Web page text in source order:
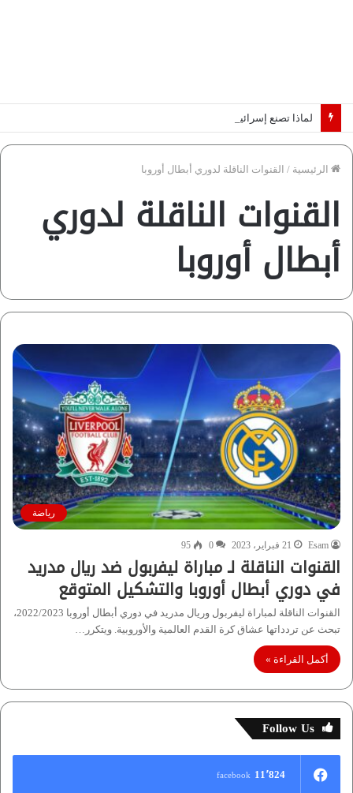
الرئيسية / القنوات الناقلة لدوري أبطال أوروبا
القنوات الناقلة لدوري
أبطال أوروبا
رياضة
Esam 21 فبراير، 2023 0
95
القنوات الناقلة لـ مباراة ليفربول ضد ريال مدريد
في دوري أبطال أوروبا والتشكيل المتوقع
القنوات الناقلة لمباراة ليفربول وريال مدريد في دوري أبطال أوروبا 2022/2023،
تبحث عن تردداتها عشاق كرة القدم العالمية والأوروبية. ويتكرر…
أكمل القراءة »
Follow Us
11٬824 facebook